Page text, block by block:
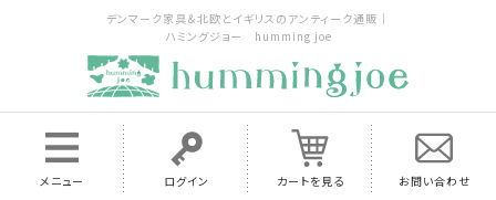
デンマーク家具＆北欧とイギリスのアンティーク通販｜
ハミングジョー humming joe
メニュー ログイン カートを見る お問い合わせ